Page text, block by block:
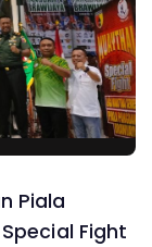
Piala
Fight